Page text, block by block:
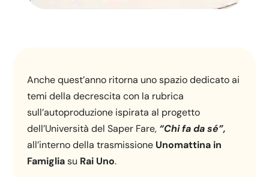
Anche quest’anno ritorna uno spazio dedicato ai
temi della decrescita con la rubrica
sull’autoproduzione ispirata al progetto
dell’Università del Saper Fare, “Chi fa da sé”,
all’interno della trasmissione Unomattina in
Famigliasu Rai Uno.